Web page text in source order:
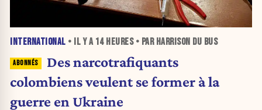
INTERNATIONAL • IL Y A 14 HEURES• PAR HARRISON DU BUS
Des narcotrafiquants
colombiens veulent se former à la
guerre en Ukraine